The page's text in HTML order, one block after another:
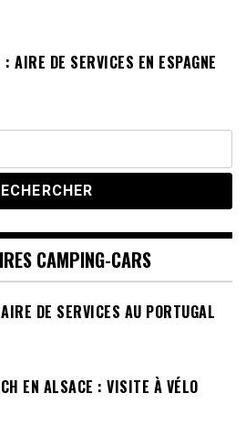
: AIRE DE SERVICES EN ESPAGNE
CAMPING-CARS
DE SERVICES AU PORTUGAL
EN ALSACE : VISITE À VÉLO